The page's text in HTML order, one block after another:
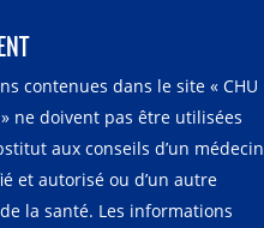
contenues dans le site « CHU
ne doivent pas être utilisées
aux conseils d’un médecin
et autorisé ou d’un autre
la santé. Les informations